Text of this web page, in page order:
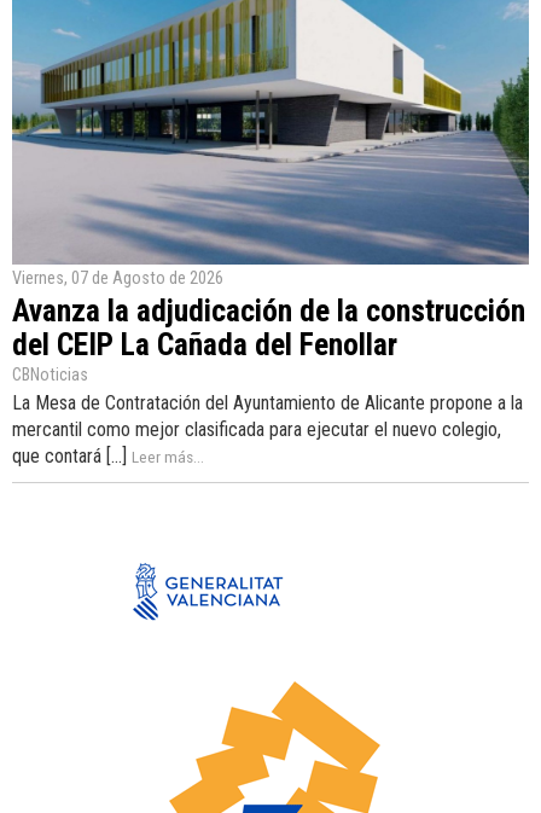
Viernes, 07 de Agosto de 2026
Avanza la adjudicación de la construcción
del CEIP La Cañada del Fenollar
CBNoticias
La Mesa de Contratación del Ayuntamiento de Alicante propone a la
mercantil como mejor clasificada para ejecutar el nuevo colegio,
que contará [...] Leer más...